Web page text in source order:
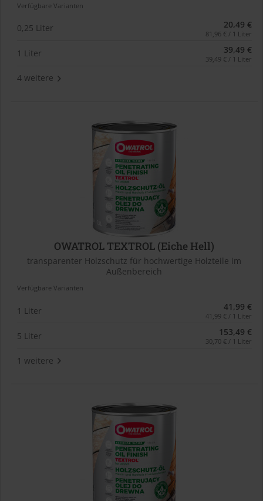
Verfügbare Varianten
0,25 Liter 20,49 €
81,96 € / 1 Liter
1 Liter 39,49 €
39,49 € / 1 Liter
4 weitere
OWATROL TEXTROL (Eiche Hell)
transparenter Holzschutz für hochwertige Holzteile im
Außenbereich
Verfügbare Varianten
1 Liter 41,99 €
41,99 € / 1 Liter
5 Liter 153,49 €
30,70 € / 1 Liter
1 weitere